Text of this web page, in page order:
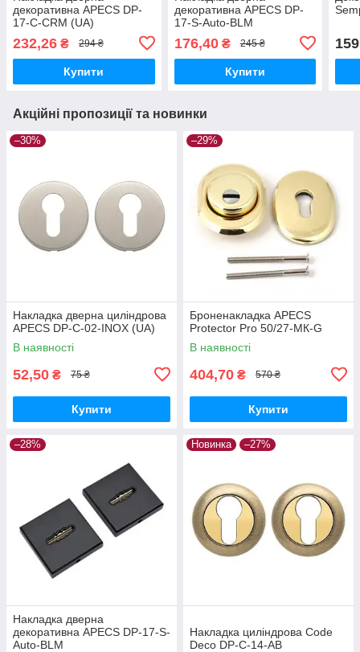
декоративна APECS DP-
17-C-CRM (UA)
232,26 ₴ 294 ₴
Купити
декоративна APECS DP-
17-S-Auto-BLM
176,40₴ 245 ₴
Купити
159
Акційні пропозиції та новинки
–30%
Накладка дверна циліндрова
APECS DP-C-02-INOX (UA)
В наявності
52,50 ₴ 75 ₴
Купити
–29%
Броненакладка APECS
Protector Pro 50/27-МК-G
В наявності
404,70 ₴ 570 ₴
Купити
–28%
Накладка дверна
декоративна APECS DP-17-S-
Auto-BLM
Новинка –27%
Накладка циліндрова Code
Deco DP-C-14-AB